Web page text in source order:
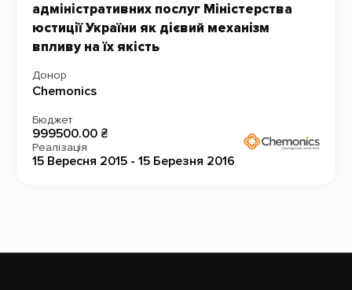
адміністративних послуг Міністерства
юстиції України як дієвий механізм
впливу на їх якість
Донор
Chemonics
Бюджет
999500.00 ₴
Реалізація
15 Вересня 2015 - 15 Березня 2016